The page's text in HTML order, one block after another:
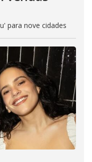
para nove cidades